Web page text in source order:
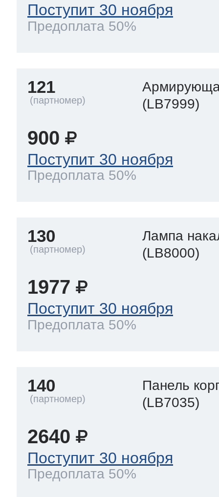
Поступит 30 ноября
Предоплата 50%
121
(LB7999)
900
Поступит 30 ноября
Предоплата 50%
130
Лампа
(LB8000)
1977
Поступит 30 ноября
Предоплата 50%
140
Панель
(LB7035)
2640
Поступит 30 ноября
Предоплата 50%